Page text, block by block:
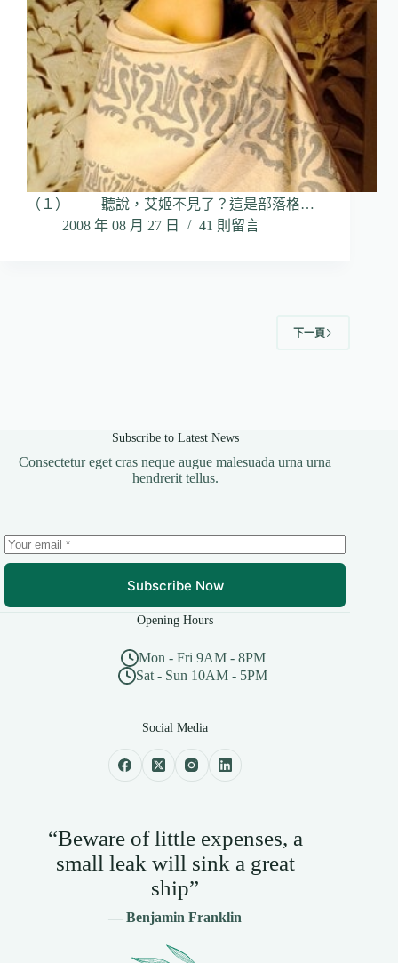
（１） 聽說，艾姬不見了？這是部落格…
2008 年 08 月 27 日
41 則留言
下一頁
Subscribe to Latest News
Consectetur eget cras neque augue malesuada urna urna
hendrerit tellus.
Subscribe Now
Opening Hours
Mon - Fri 9AM - 8PM
Sat - Sun 10AM - 5PM
Social Media
“Beware of little expenses, a
small leak will sink a great
ship”
— Benjamin Franklin